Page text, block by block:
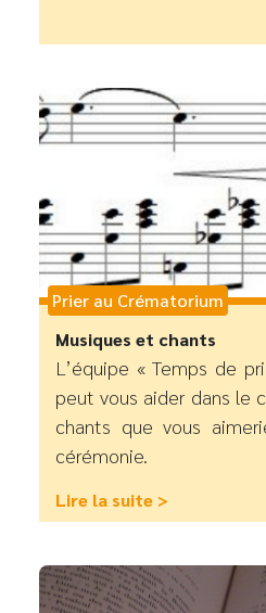
Prier au Crématorium
Musiques et chants
L’équipe « Temps de
peut vous aider dans le
chants que vous
cérémonie.
Lire la suite >